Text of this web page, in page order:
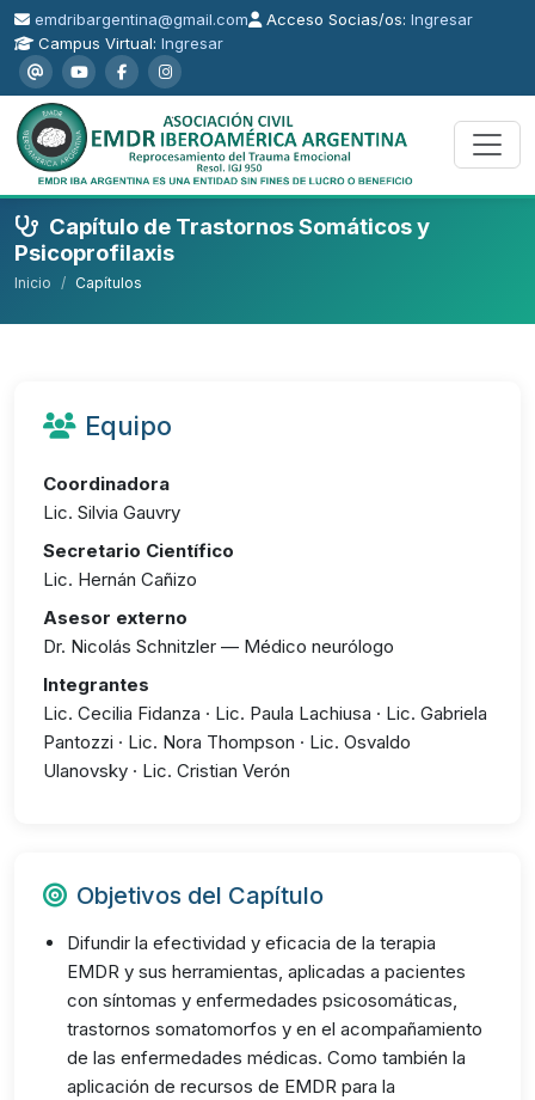
emdribargentina@gmail.com Acceso Socias/os: Ingresar
Campus Virtual: Ingresar
Capítulo de Trastornos Somáticos y
Psicoprofilaxis
Inicio Capítulos
Equipo
Coordinadora
Lic. Silvia Gauvry
Secretario Científico
Lic. Hernán Cañizo
Asesor externo
Dr. Nicolás Schnitzler — Médico neurólogo
Integrantes
Lic. Cecilia Fidanza · Lic. Paula Lachiusa · Lic. Gabriela
Pantozzi · Lic. Nora Thompson · Lic. Osvaldo
Ulanovsky · Lic. Cristian Verón
Objetivos del Capítulo
Difundir la efectividad y eficacia de la terapia
EMDR y sus herramientas, aplicadas a pacientes
con síntomas y enfermedades psicosomáticas,
trastornos somatomorfos y en el acompañamiento
de las enfermedades médicas. Como también la
aplicación de recursos de EMDR para la